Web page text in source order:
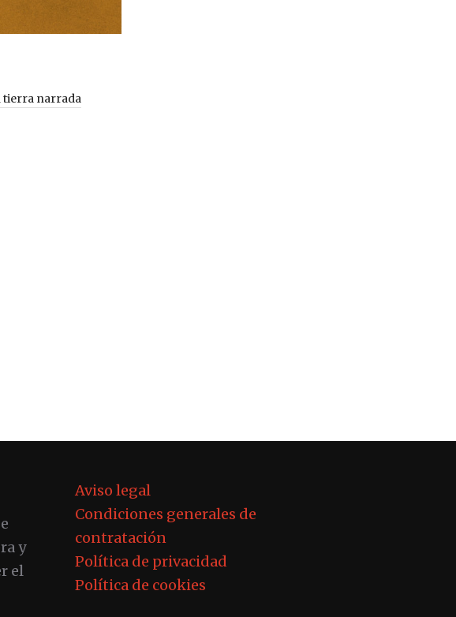
tierra narrada
y
el
Aviso legal
Condiciones generales de
contratación
Política de privacidad
Política de cookies